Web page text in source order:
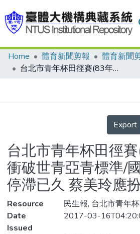
Communities & Collections
Statistics
Home 體育新聞剪報
體育新聞
台北市青年杯田徑賽(83年) 九人衝破世青亞青標準/國內女子鉛球停滯已久 蔡美玲應扮演火車頭
Details
Export
台北市青年杯田徑
衝破世青亞青標準/
停滯已久 蔡美玲應
Resource
民生報, 台北市青年
Date
Issued
2017-03-